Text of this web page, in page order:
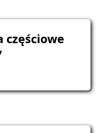
częściowe